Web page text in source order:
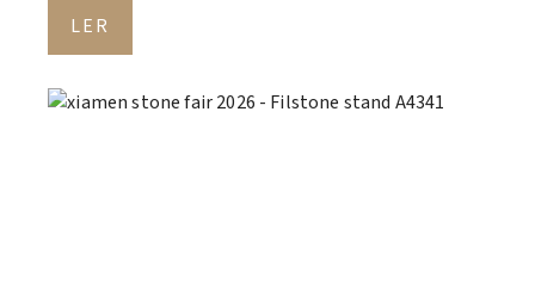
LER